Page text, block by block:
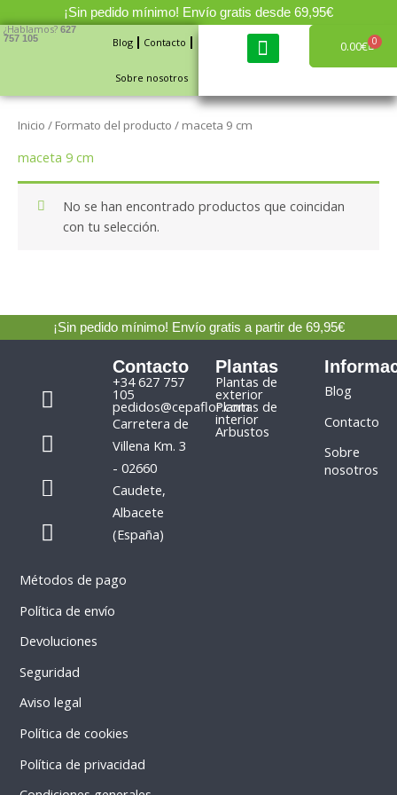
al
¡Sin pedido mínimo! Envío gratis desde 69,95€
¿Hablamos? 627
757 105
Blog Contacto
Sobre nosotros
0.00€ 0
Inicio / Formato del producto / maceta 9 cm
maceta 9 cm
No se han encontrado productos que coincidan
con tu selección.
¡Sin pedido mínimo! Envío gratis a partir de 69,95€
F
a
c
e
b
o
o
k
I
n
s
t
a
g
r
a
P
h
o
n
-
a
l
t
W
h
a
t
a
p
p
Contacto
+34 627 757
105
pedidos@cepaflor.com
Carretera de
Villena Km. 3
- 02660
Caudete,
Albacete
(España)
Plantas
Plantas de
exterior
Plantas de
interior
Arbustos
Blog
Contacto
Sobre
nosotros
Métodos de pago
Política de envío
Devoluciones
Seguridad
Aviso legal
Política de cookies
Política de privacidad